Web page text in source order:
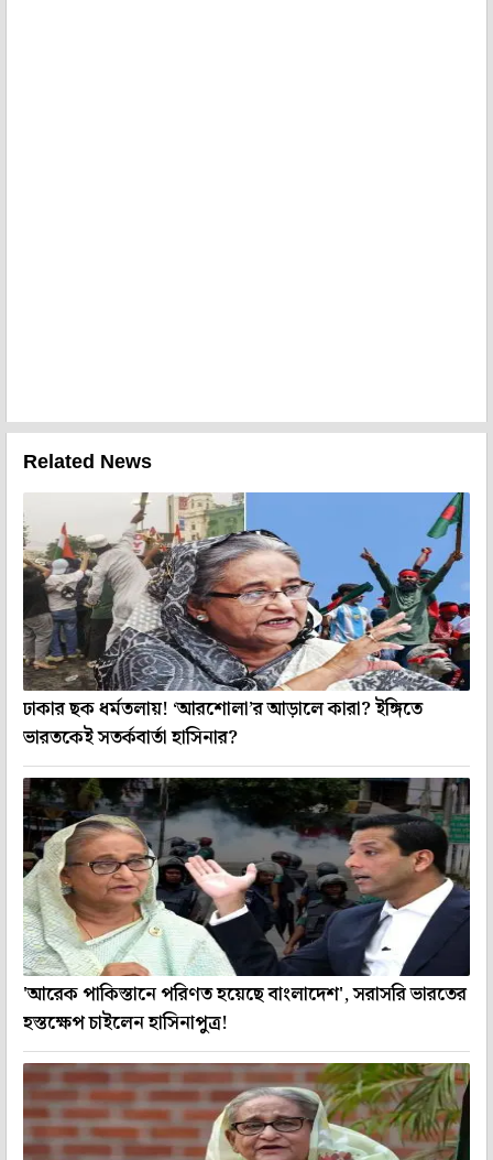
Related News
ঢাকার ছক ধর্মতলায়! ‘আরশোলা’র আড়ালে কারা? ইঙ্গিতে
ভারতকেই সতর্কবার্তা হাসিনার?
'আরেক পাকিস্তানে পরিণত হয়েছে বাংলাদেশ', সরাসরি ভারতের
হস্তক্ষেপ চাইলেন হাসিনাপুত্র!